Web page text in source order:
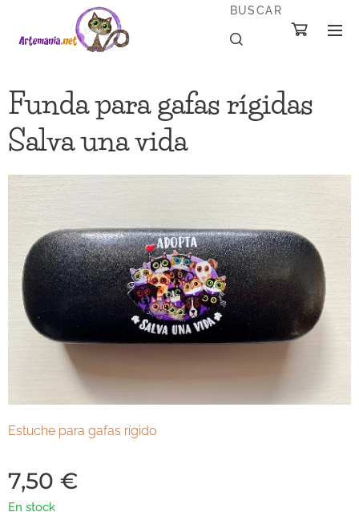
BUSCAR
Funda para gafas rígidas
Salva una vida
Estuche para gafas rígido
7,50 €
En stock